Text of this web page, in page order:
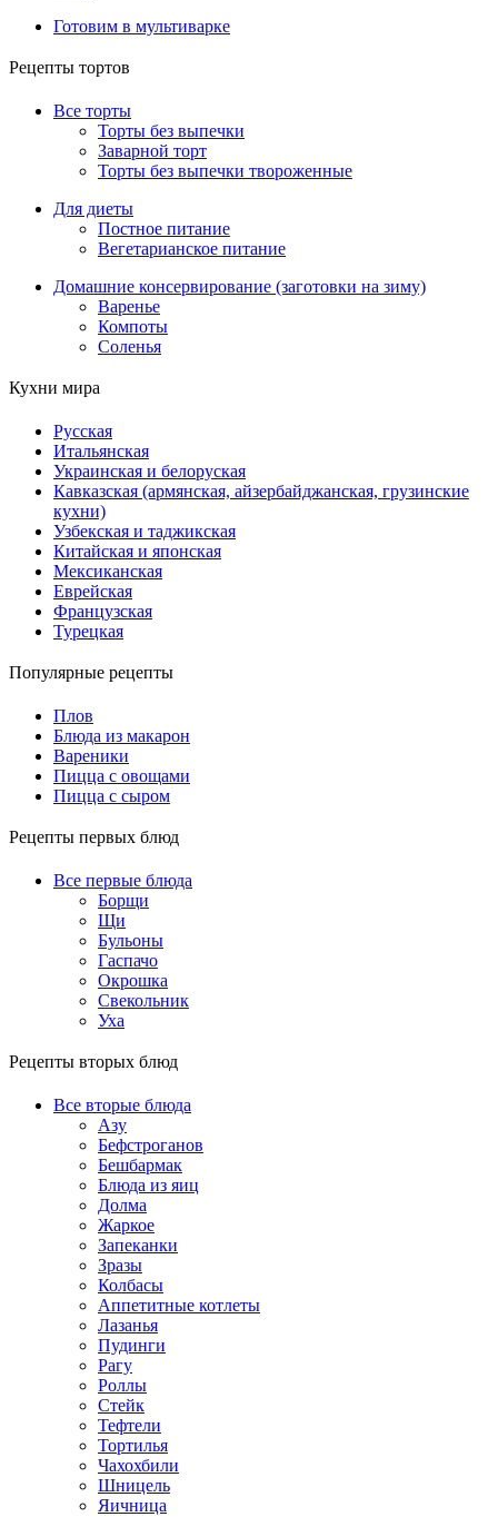
Готовим в мультиварке
Рецепты тортов
Все торты
Торты без выпечки
Заварной торт
Торты без выпечки твороженные
Для диеты
Постное питание
Вегетарианское питание
Домашние консервирование (заготовки на зиму)
Варенье
Компоты
Соленья
Кухни мира
Русская
Итальянская
Украинская и белоруская
Кавказская (армянская, айзербайджанская, грузинские
кухни)
Узбекская и таджикская
Китайская и японская
Мексиканская
Еврейская
Французская
Турецкая
Популярные рецепты
Плов
Блюда из макарон
Вареники
Пицца с овощами
Пицца с сыром
Рецепты первых блюд
Все первые блюда
Борщи
Щи
Бульоны
Гаспачо
Окрошка
Свекольник
Уха
Рецепты вторых блюд
Все вторые блюда
Азу
Бефстроганов
Бешбармак
Блюда из яиц
Долма
Жаркое
Запеканки
Зразы
Колбасы
Аппетитные котлеты
Лазанья
Пудинги
Рагу
Роллы
Стейк
Тефтели
Тортилья
Чахохбили
Шницель
Яичница